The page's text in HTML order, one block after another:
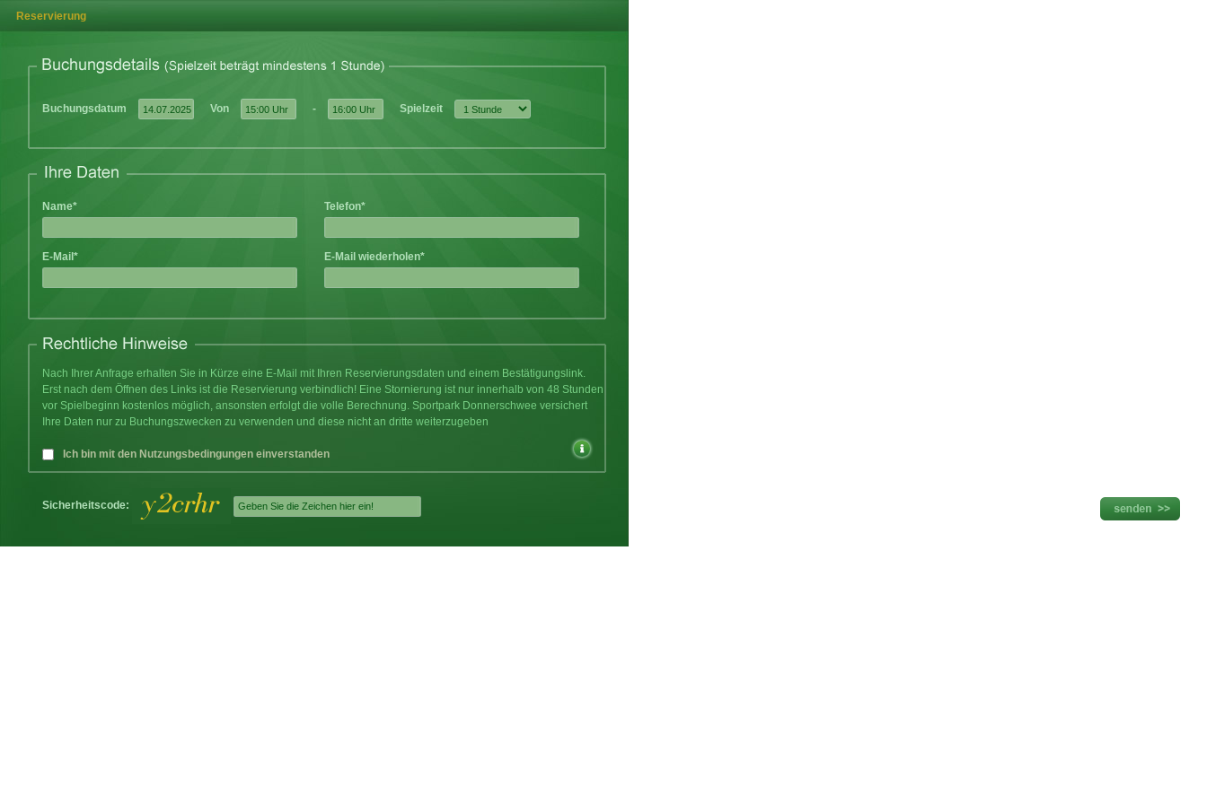
Reservierung
Buchungsdatum Von - Spielzeit
Name* Telefon*
E-Mail* E-Mail wiederholen*
Nach Ihrer Anfrage erhalten Sie in Kürze eine E-Mail mit Ihren Reservierungsdaten und einem Bestätigungslink.
Erst nach dem Öffnen des Links ist die Reservierung verbindlich! Eine Stornierung ist nur innerhalb von 48 Stunden
vor Spielbeginn kostenlos möglich, ansonsten erfolgt die volle Berechnung. Sportpark Donnerschwee versichert
Ihre Daten nur zu Buchungszwecken zu verwenden und diese nicht an dritte weiterzugeben
Ich bin mit den Nutzungsbedingungen einverstanden
Sicherheitscode: